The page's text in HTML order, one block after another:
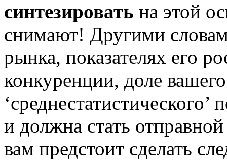
синтезировать на этой
снимают! Другими
рынка, показателях его
конкуренции, доле
и должна стать
вам предстоит сделать